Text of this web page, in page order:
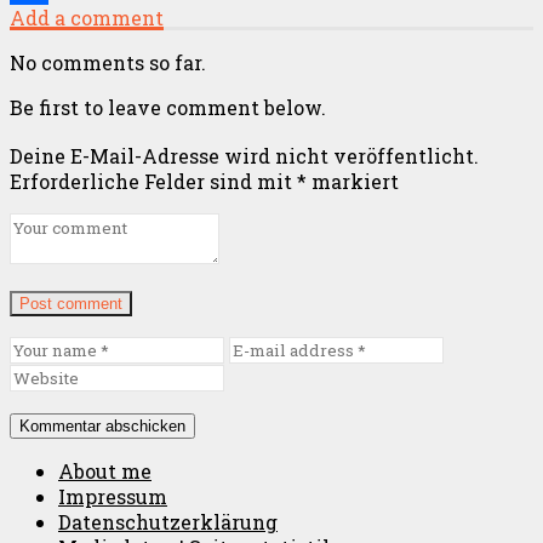
Teilen
Add a comment
No comments so far.
Be first to leave comment below.
Deine E-Mail-Adresse wird nicht veröffentlicht.
Erforderliche Felder sind mit * markiert
Post comment
About me
Impressum
Datenschutzerklärung